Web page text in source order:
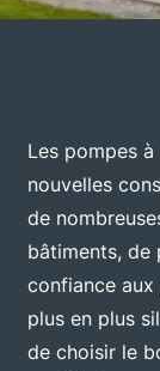
Les pompes
nouvelles
de
bâtiments, de
confiance aux
plus en plus
de choisir le